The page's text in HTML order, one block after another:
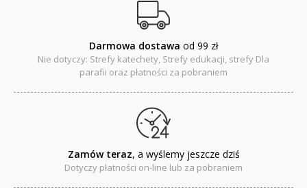
Dyplomy dla dzieci
Encyklopedie, leksykony
Edukacja przyrodnicza - Życie bez granic
Emocje i wartości
Darmowa dostawa od 99 zł
Nie dotyczy: Strefy katechety, Strefy edukacji, strefy Dla
parafii oraz płatności za pobraniem
Zamów teraz, a wyślemy jeszcze dziś
Dotyczy płatności on-line lub za pobraniem